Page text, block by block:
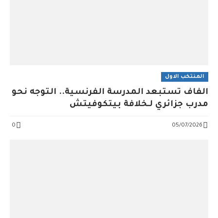
المنتخب الاول
الفاف تستبعد المدرسة الفرنسية.. التوجه نحو
مدرب جزائري لـخلافة بيتكوفيتش
05/07/2026
0